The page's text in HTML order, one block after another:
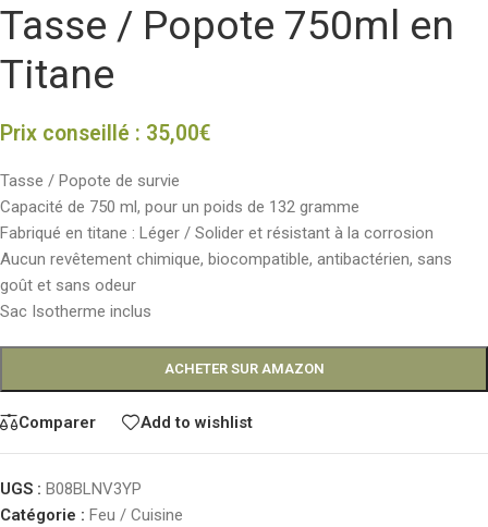
Tasse / Popote 750ml en
Titane
Prix conseillé : 35,00€
Tasse / Popote de survie
Capacité de 750 ml, pour un poids de 132 gramme
Fabriqué en titane : Léger / Solider et résistant à la corrosion
Aucun revêtement chimique, biocompatible, antibactérien, sans
goût et sans odeur
Sac Isotherme inclus
ACHETER SUR AMAZON
Comparer Add to wishlist
UGS : B08BLNV3YP
Catégorie : Feu / Cuisine